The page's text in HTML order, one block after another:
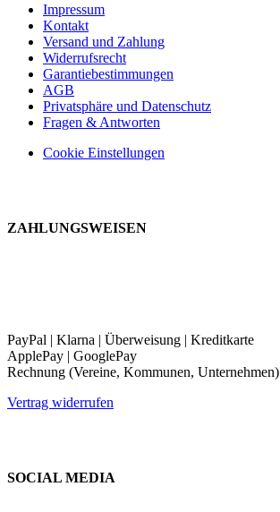
Impressum
Kontakt
Versand und Zahlung
Widerrufsrecht
Garantiebestimmungen
AGB
Privatsphäre und Datenschutz
Fragen & Antworten
Cookie Einstellungen
ZAHLUNGSWEISEN
PayPal | Klarna | Überweisung | Kreditkarte
ApplePay | GooglePay
Rechnung (Vereine, Kommunen, Unternehmen)
Vertrag widerrufen
SOCIAL MEDIA